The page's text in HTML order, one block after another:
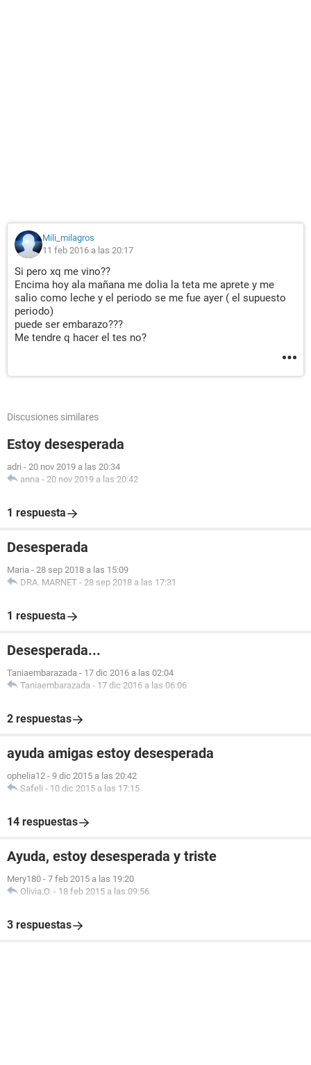
Mili_milagros
11 feb 2016 a las 20:17
Si pero xq me vino??
Encima hoy ala mañana me dolia la teta me aprete y me
salio como leche y el periodo se me fue ayer ( el supuesto
periodo)
puede ser embarazo???
Me tendre q hacer el tes no?
Discusiones similares
Estoy desesperada
adri - 20 nov 2019 a las 20:34
anna - 20 nov 2019 a las 20:42
1 respuesta
Desesperada
Maria - 28 sep 2018 a las 15:09
DRA. MARNET - 28 sep 2018 a las 17:31
1 respuesta
Desesperada...
Taniaembarazada - 17 dic 2016 a las 02:04
Taniaembarazada - 17 dic 2016 a las 06:06
2 respuestas
ayuda amigas estoy desesperada
ophelia12 - 9 dic 2015 a las 20:42
Safeli - 10 dic 2015 a las 17:15
14 respuestas
Ayuda, estoy desesperada y triste
Mery180 - 7 feb 2015 a las 19:20
Olivia.O. - 18 feb 2015 a las 09:56
3 respuestas